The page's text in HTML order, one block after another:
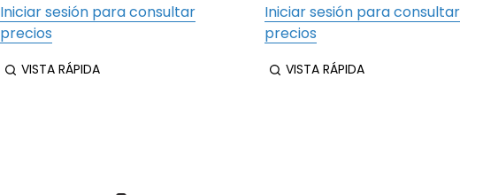
Iniciar sesión para consultar
precios
VISTA RÁPIDA
Iniciar sesión para consultar
precios
VISTA RÁPIDA